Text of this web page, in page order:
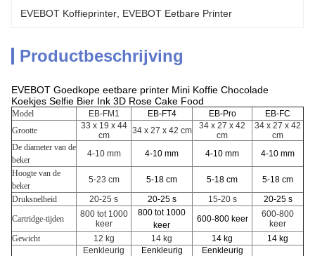
EVEBOT Koffieprinter EVEBOT Eetbare Printer
Productbeschrijving
EVEBOT Goedkope eetbare printer Mini Koffie Chocolade
Koekjes Selfie Bier Ink 3D Rose Cake Food
Model EB-FM1 EB-FT4 EB-Pro
EB-FC
Grootte
33 x 19 x 44
cm
34 x 27 x 42 cm
34 x 27 x 42
cm
34 x 27 x 42
cm
De diameter van de
beker
4-10 mm 4-10 mm 4-10 mm
4-10 mm
Hoogte van de
beker
5-23 cm 5-18 cm 5-18 cm
5-18 cm
Druksnelheid
20-25 s 20-25 s 15-20 s
20-25 s
Cartridge-tijden
800 tot 1000
keer
800 tot 1000
keer
600-800 keer
600-800
keer
Gewicht
12 kg 14 kg 14 kg 14 kg
Eenkleurig
Eenkleurig
Eenkleurig